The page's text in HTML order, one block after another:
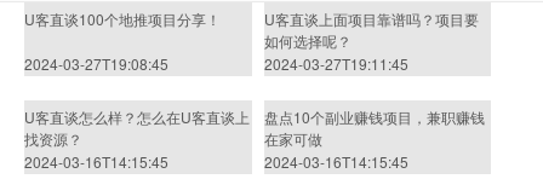
U客直谈100个地推项目分享！
2024-03-27T19:08:45
U客直谈上面项目靠谱吗？项目要
如何选择呢？
2024-03-27T19:11:45
U客直谈怎么样？怎么在U客直谈上
找资源？
2024-03-16T14:15:45
盘点10个副业赚钱项目，兼职赚钱
在家可做
2024-03-16T14:15:45